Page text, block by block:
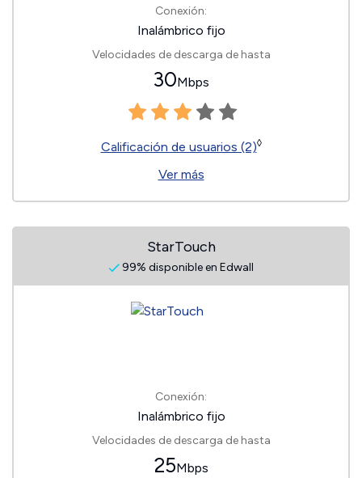
Conexión:
Inalámbrico fijo
Velocidades de descarga de hasta
30Mbps
Calificación de usuarios (2)◊
Ver más
StarTouch
99% disponible en Edwall
Conexión:
Inalámbrico fijo
Velocidades de descarga de hasta
25Mbps